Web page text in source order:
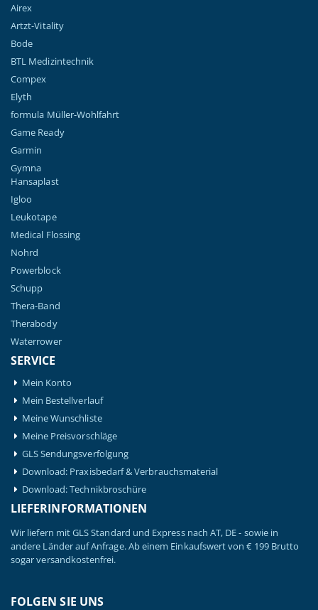
Airex
Artzt-Vitality
Bode
BTL Medizintechnik
Compex
Elyth
formula Müller-Wohlfahrt
Game Ready
Garmin
Gymna
Hansaplast
Igloo
Leukotape
Medical Flossing
Nohrd
Powerblock
Schupp
Thera-Band
Therabody
Waterrower
SERVICE
Mein Konto
Mein Bestellverlauf
Meine Wunschliste
Meine Preisvorschläge
GLS Sendungsverfolgung
Download: Praxisbedarf & Verbrauchsmaterial
Download: Technikbroschüre
LIEFERINFORMATIONEN
Wir liefern mit GLS Standard und Express nach AT, DE - sowie in
andere Länder auf Anfrage. Ab einem Einkaufswert von € 199 Brutto
sogar versandkostenfrei.
FOLGEN SIE UNS